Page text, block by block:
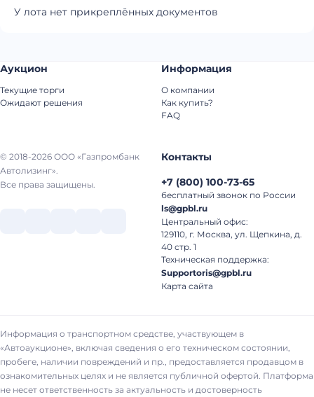
У лота нет прикреплённых документов
© 2018-2026 ООО «Газпромбанк
Автолизинг».
Все права защищены.
Аукцион
Текущие торги
Ожидают решения
Информация
О компании
Как купить?
FAQ
Контакты
+7 (800) 100-73-65
бесплатный звонок по России
ls@gpbl.ru
Центральный офис:
129110, г. Москва, ул. Щепкина, д.
40 стр. 1
Техническая поддержка:
Supportoris@gpbl.ru
Карта сайта
Информация о транспортном средстве, участвующем в
«Автоаукционе», включая сведения о его техническом состоянии,
пробеге, наличии повреждений и пр., предоставляется продавцом в
ознакомительных целях и не является публичной офертой. Платформа
не несет ответственность за актуальность и достоверность